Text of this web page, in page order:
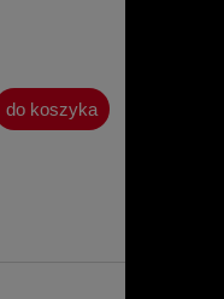
do koszyka